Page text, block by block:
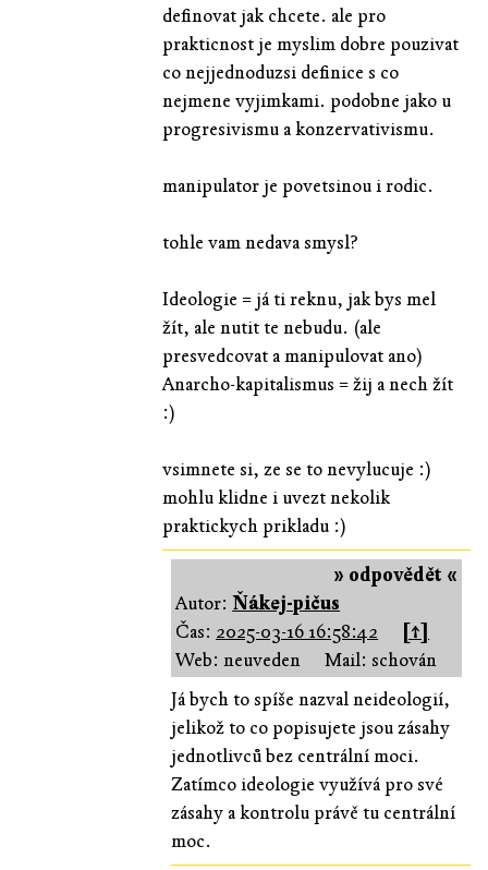
definovat jak chcete. ale pro
prakticnost je myslim dobre pouzivat
co nejjednoduzsi definice s co
nejmene vyjimkami. podobne jako u
progresivismu a konzervativismu.
manipulator je povetsinou i rodic.
tohle vam nedava smysl?
Ideologie = já ti reknu, jak bys mel
žít, ale nutit te nebudu. (ale
presvedcovat a manipulovat ano)
Anarcho-kapitalismus = žij a nech žít
:)
vsimnete si, ze se to nevylucuje :)
mohlu klidne i uvezt nekolik
praktickych prikladu :)
» odpovědět «
Autor:Ňákej-pičus
Čas: 2025-03-16 16:58:42
[↑]
Web: neuveden
Mail: schován
Já bych to spíše nazval neideologií,
jelikož to co popisujete jsou zásahy
jednotlivců bez centrální moci.
Zatímco ideologie využívá pro své
zásahy a kontrolu právě tu centrální
moc.